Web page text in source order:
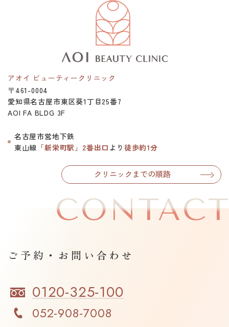
アオイ ビューティークリニック
〒461-0004
愛知県名古屋市東区葵1丁目25番7
AOI FA BLDG 3F
名古屋市営地下鉄
東山線 「新栄町駅」2番出口 より 徒歩約1分
クリニックまでの順路
ご予約・お問い合わせ
0120-325-100
052-908-7008